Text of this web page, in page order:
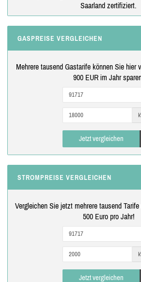
Saarland zertifiziert.
GASPREISE VERGLEICHEN
Mehrere tausend Gastarife können Sie hier
900 EUR im Jahr
Jetzt vergleichen
STROMPREISE VERGLEICHEN
Vergleichen Sie jetzt mehrere tausend
500 Euro pro Jahr!
Jetzt vergleichen